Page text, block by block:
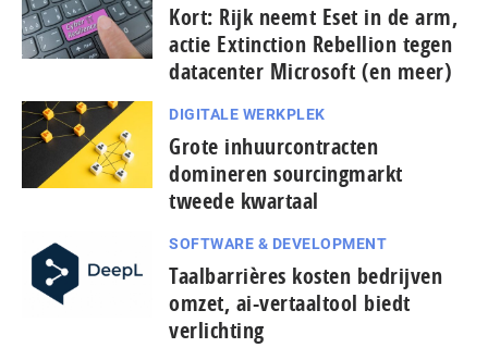
Kort: Rijk neemt Eset in de arm,
actie Extinction Rebellion tegen
datacenter Microsoft (en meer)
DIGITALE WERKPLEK
Grote inhuurcontracten
domineren sourcingmarkt
tweede kwartaal
SOFTWARE & DEVELOPMENT
Taal­bar­ri­è­res kosten bedrijven
omzet, ai-vertaaltool biedt
verlichting